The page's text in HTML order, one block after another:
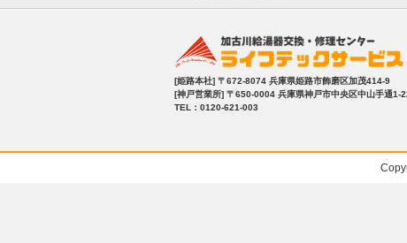
[姫路本社] 〒672-8074 兵庫県姫路市飾磨区加茂414-9
[神戸営業所] 〒650-0004 兵庫県神戸市中央区中山手通1-
TEL：0120-621-003